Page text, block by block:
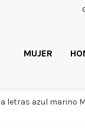
MUJER
letras azul marino